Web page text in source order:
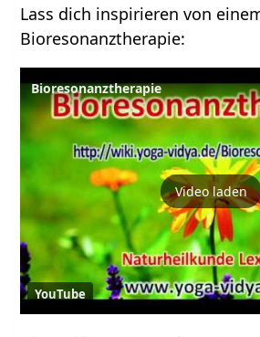
Lass dich inspirieren von
Bioresonanztherapie:
Bioresonanztherapie
Video laden
YouTube